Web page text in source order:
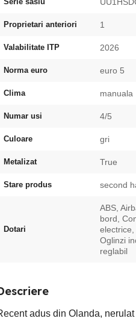
Proprietari anteriori 1
Valabilitate ITP 2026
Norma euro euro 5
Clima manuala
Numar usi 4/5
Culoare gri
Metalizat True
Stare produs second
Dotari
ABS,
bord,
electrice,
Oglinzi
reglabil
adus din Olanda, nerulat